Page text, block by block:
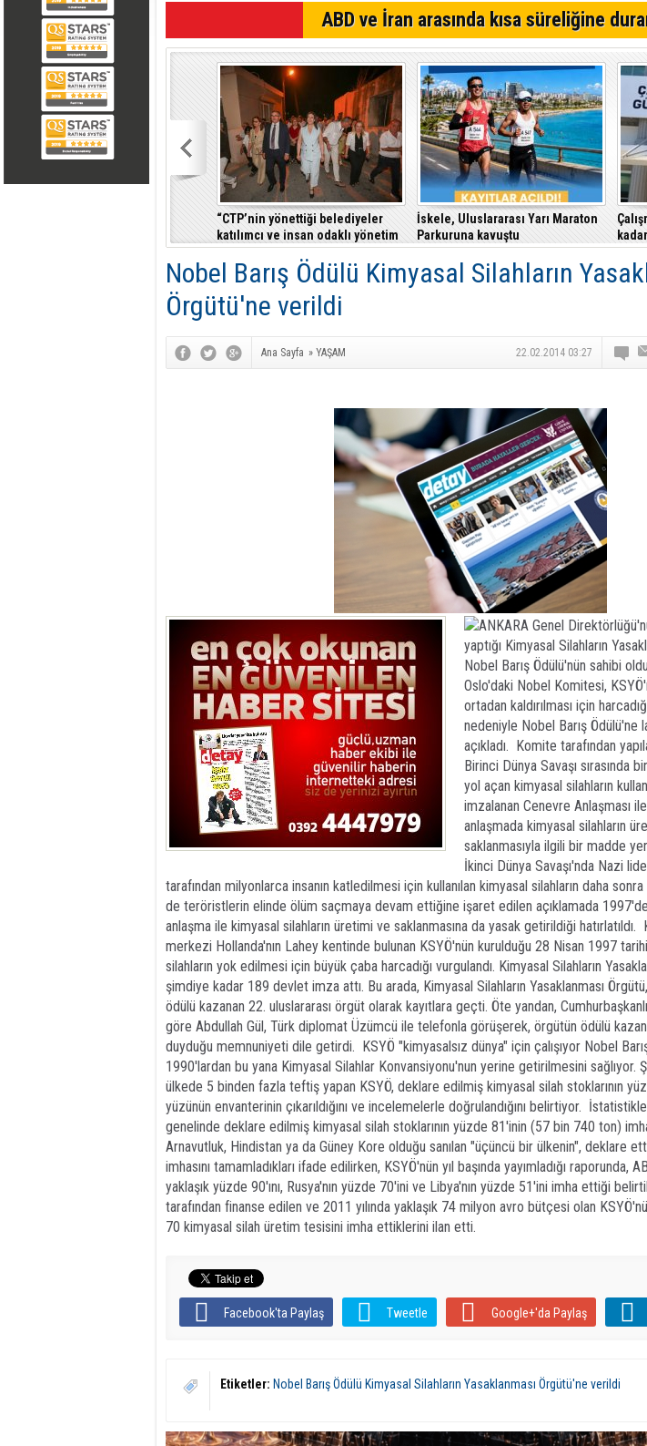
64. Geleneksel
Özersay, DAÜ-SEN
ABD ve İran arasında kısa süreliğine
“CTP’nin yönettiği belediyeler
katılımcı ve insan odaklı yönetim
anlayışıyla fark yaratıyor”
İskele, Uluslararası Yarı Maraton
Parkuruna kavuştu
Nobel Barış Ödülü Kimyasal Silahların
Örgütü'ne verildi
Ana Sayfa » YAŞAM 22.02.2014 03:27
ANKARA Genel
yaptığı Kimyasal Silahların
Nobel Barış Ödülü'nün sahibi
Oslo'daki Nobel Komitesi,
ortadan kaldırılması için
nedeniyle Nobel Barış Ödülü'ne
açıkladı. Komite tarafından
Birinci Dünya Savaşı sırasında
yol açan kimyasal silahların
imzalanan Cenevre Anlaşması ile
anlaşmada kimyasal silahların
saklanmasıyla ilgili bir madde
İkinci Dünya Savaşı'nda Nazi
tarafından milyonlarca insanın katledilmesi için kullanılan kimyasal silahların daha
de teröristlerin elinde ölüm saçmaya devam ettiğine işaret edilen açıklamada
anlaşma ile kimyasal silahların üretimi ve saklanmasına da yasak getirildiği hatırlatıldı.
merkezi Hollanda'nın Lahey kentinde bulunan KSYÖ'nün kurulduğu 28 Nisan 1997
silahların yok edilmesi için büyük çaba harcadığı vurgulandı. Kimyasal Silahların
şimdiye kadar 189 devlet imza attı. Bu arada, Kimyasal Silahların Yasaklanması
ödülü kazanan 22. uluslararası örgüt olarak kayıtlara geçti. Öte yandan,
göre Abdullah Gül, Türk diplomat Üzümcü ile telefonla görüşerek, örgütün ödülü
duyduğu memnuniyeti dile getirdi. KSYÖ "kimyasalsız dünya" için çalışıyor Nobel
1990'lardan bu yana Kimyasal Silahlar Konvansiyonu'nun yerine getirilmesini sağlıyor.
ülkede 5 binden fazla teftiş yapan KSYÖ, deklare edilmiş kimyasal silah stoklarının
yüzünün envanterinin çıkarıldığını ve incelemelerle doğrulandığını belirtiyor.
genelinde deklare edilmiş kimyasal silah stoklarının yüzde 81'inin (57 bin 740 ton)
Arnavutluk, Hindistan ya da Güney Kore olduğu sanılan "üçüncü bir ülkenin", deklare
imhasını tamamladıkları ifade edilirken, KSYÖ'nün yıl başında yayımladığı raporunda,
yaklaşık yüzde 90'ını, Rusya'nın yüzde 70'ini ve Libya'nın yüzde 51'ini imha ettiği
tarafından finanse edilen ve 2011 yılında yaklaşık 74 milyon avro bütçesi olan
70 kimyasal silah üretim tesisini imha ettiklerini ilan etti.
Facebook'ta Paylaş Tweetle Google+'da Paylaş
Etiketler: Nobel Barış Ödülü Kimyasal Silahların Yasaklanması Örgütü'ne verildi